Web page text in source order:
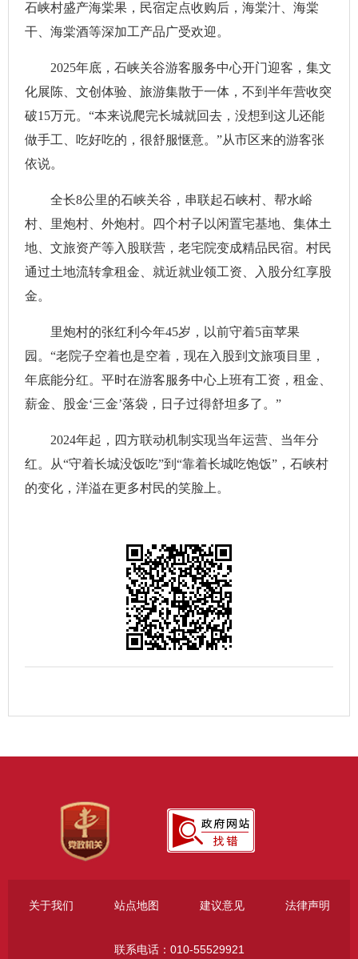
石峡村盛产海棠果，民宿定点收购后，海棠汁、海棠
干、海棠酒等深加工产品广受欢迎。
2025年底，石峡关谷游客服务中心开门迎客，集文
化展陈、文创体验、旅游集散于一体，不到半年营收突
破15万元。“本来说爬完长城就回去，没想到这儿还能
做手工、吃好吃的，很舒服惬意。”从市区来的游客张
依说。
全长8公里的石峡关谷，串联起石峡村、帮水峪
村、里炮村、外炮村。四个村子以闲置宅基地、集体土
地、文旅资产等入股联营，老宅院变成精品民宿。村民
通过土地流转拿租金、就近就业领工资、入股分红享股
金。
里炮村的张红利今年45岁，以前守着5亩苹果
园。“老院子空着也是空着，现在入股到文旅项目里，
年底能分红。平时在游客服务中心上班有工资，租金、
薪金、股金‘三金’落袋，日子过得舒坦多了。”
2024年起，四方联动机制实现当年运营、当年分
红。从“守着长城没饭吃”到“靠着长城吃饱饭”，石峡村
的变化，洋溢在更多村民的笑脸上。
关于我们 站点地图 建议意见 法律声明
联系电话：010-55529921